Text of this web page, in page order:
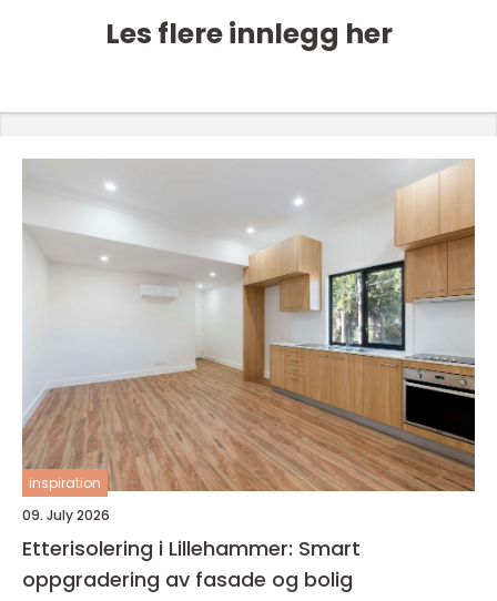
Les flere innlegg her
inspiration
09. July 2026
Etterisolering i Lillehammer: Smart
oppgradering av fasade og bolig